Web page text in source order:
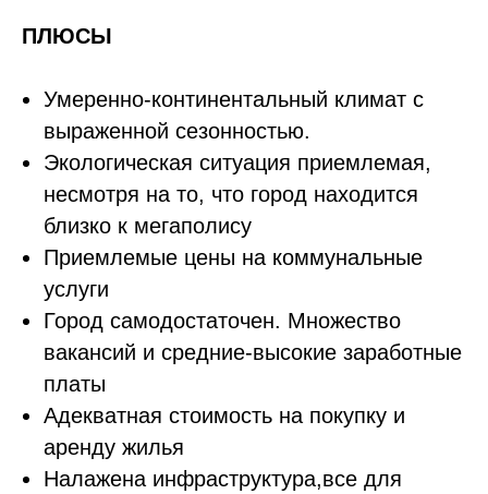
ПЛЮСЫ
Умеренно-континентальный климат с
выраженной сезонностью.
Экологическая ситуация приемлемая,
несмотря на то, что город находится
близко к мегаполису
Приемлемые цены на коммунальные
услуги
Город самодостаточен. Множество
вакансий и средние-высокие заработные
платы
Адекватная стоимость на покупку и
аренду жилья
Налажена инфраструктура,все для